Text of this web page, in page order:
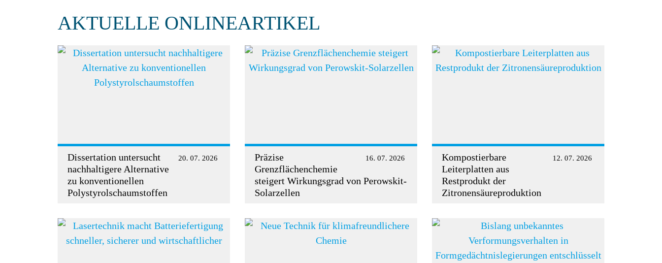
AKTUELLE ONLINEARTIKEL
20. 07. 2026
Dissertation untersucht
nachhaltigere Alternative
zu konventionellen
Polystyrolschaumstoffen
16. 07. 2026
Präzise
Grenzflächenchemie
steigert Wirkungsgrad von Perowskit-
Solarzellen
12. 07. 2026
Kompostierbare
Leiterplatten aus
Restprodukt der
Zitronensäureproduktion